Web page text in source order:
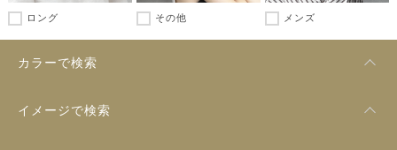
ロング その他 メンズ
カラーで検索
イメージで検索